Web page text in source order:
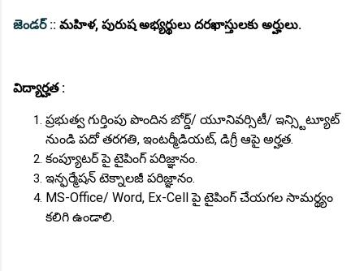
జెండర్ :: మహిళ, పురుష అభ్యర్థులు దరఖాస్తులకు అర్హులు.
విద్యార్హత :
ప్రభుత్వ గుర్తింపు పొందిన బోర్డ్/ యూనివర్సిటీ/ ఇన్స్టిట్యూట్
నుండి పదో తరగతి, ఇంటర్మీడియట్, డిగ్రీ ఆపై అర్హత.
కంప్యూటర్ పై టైపింగ్ పరిజ్ఞానం.
ఇన్ఫర్మేషన్ టెక్నాలజీ పరిజ్ఞానం.
MS-Office/ Word, Ex-Cell పై టైపింగ్ చేయగల సామర్థ్యం
కలిగి ఉండాలి.